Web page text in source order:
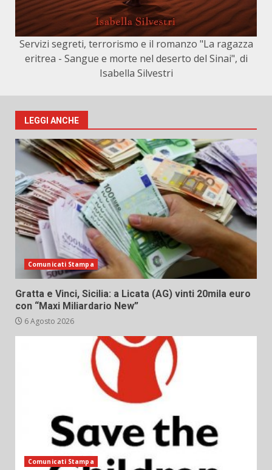
Servizi segreti, terrorismo e il romanzo "La ragazza
eritrea - Sangue e morte nel deserto del Sinai", di
Isabella Silvestri
LEGGI ANCHE
Comunicati Stampa
Gratta e Vinci, Sicilia: a Licata (AG) vinti 20mila euro
con “Maxi Miliardario New”
6 Agosto 2026
Comunicati Stampa